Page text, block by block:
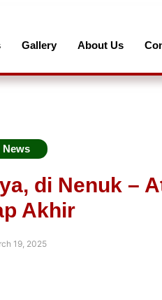
Gallery About Us
News
di Nenuk –
Akhir
19, 2025